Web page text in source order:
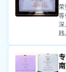
荣
等
深
践